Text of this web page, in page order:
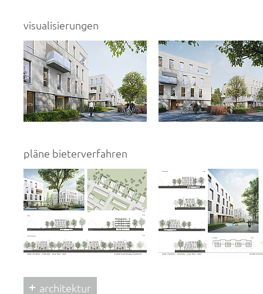
visualisierungen
pläne bieterverfahren
architektur